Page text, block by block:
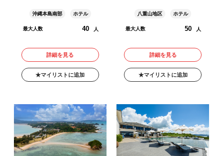
沖縄本島南部 ホテル
最大人数 40 人
詳細を見る
マイリストに追加
八重山地区 ホテル
最大人数 50 人
詳細を見る
マイリストに追加